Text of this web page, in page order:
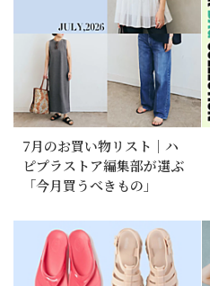
7月のお買い物リスト｜ハ
ピプラストア編集部が選ぶ
「今月買うべきもの」